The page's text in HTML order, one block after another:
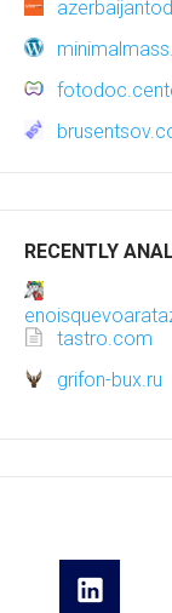
RECENTLY
tastro.com
grifon-bux.ru